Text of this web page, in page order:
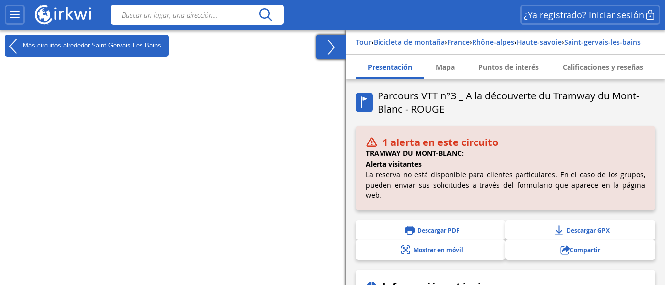
¿Ya registrado? Iniciar sesión
Más circuitos alrededor Saint-Gervais-Les-Bains Tour› Bicicleta de montaña› france› rhône-alpes› haute-savoie› saint-gervais-les-bains
Presentación Mapa Puntos de interés Calificaciones y reseñas
Parcours VTT n°3 _ A la découverte du Tramway du Mont-
Blanc - ROUGE
1 alerta en este circuito
TRAMWAY DU MONT-BLANC:
Alerta visitantes
La reserva no está disponible para clientes particulares. En el caso de los grupos,
pueden enviar sus solicitudes a través del formulario que aparece en la página
web.
Descargar PDF Descargar GPX
Mostrar en móvil Compartir